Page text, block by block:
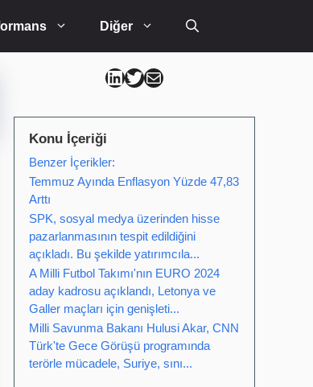
Diğer
Can Kütahya Linkedin
Can Kütahya Twitter
Can Kütahya Mail
Konu İçeriği
Benzer İçerikler:
Temmuz Ayında Enflasyon Yüzde 47,83
Arttı
SPK, sosyal medya üzerinden hisse
pazarlanmasının tespit edildiğini
açıkladı. Bu şekilde yatırımcıla...
A Milli Futbol Takımı'nın EURO 2024
aday kadrosu açıklandı, Letonya ve
Galler maçları için genişleti...
Milli Savunma Bakanı Hulusi Akar, CNN
Türk'te Gece Görüşü programında
terörle mücadele, Suriye, sını...